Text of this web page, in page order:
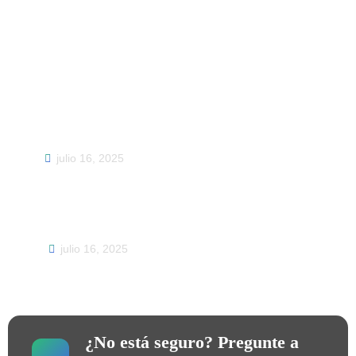
julio 16, 2025
julio 16, 2025
¿No está seguro? Pregunte a